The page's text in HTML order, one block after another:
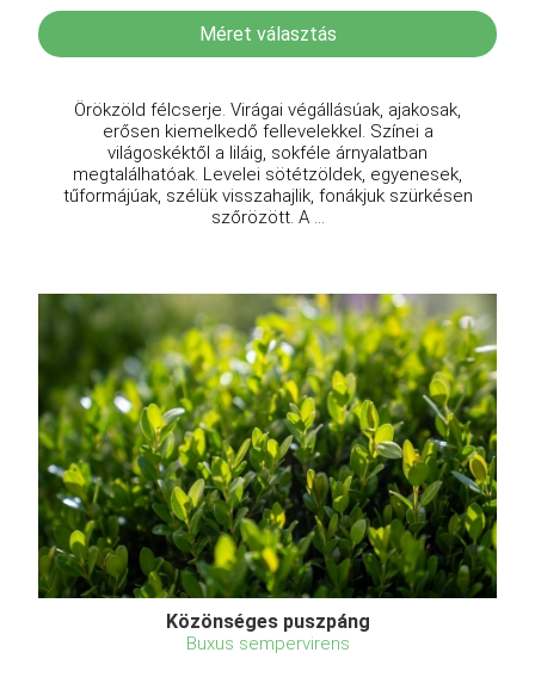
Méret választás
Örökzöld félcserje. Virágai végállásúak, ajakosak,
erősen kiemelkedő fellevelekkel. Színei a
világoskéktől a liláig, sokféle árnyalatban
megtalálhatóak. Levelei sötétzöldek, egyenesek,
tűformájúak, szélük visszahajlik, fonákjuk szürkésen
szőrözött. A ...
Közönséges puszpáng
Buxus sempervirens